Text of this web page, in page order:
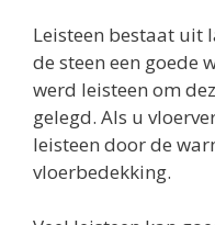
Leisteen bestaat uit
de steen een goede
werd leisteen om
gelegd. Als u
leisteen door de
vloerbedekking.